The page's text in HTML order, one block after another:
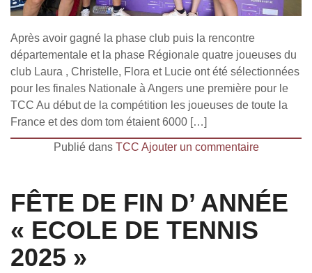
Après avoir gagné la phase club puis la rencontre
départementale et la phase Régionale quatre joueuses du
club Laura , Christelle, Flora et Lucie ont été sélectionnées
pour les finales Nationale à Angers une première pour le
TCC Au début de la compétition les joueuses de toute la
France et des dom tom étaient 6000 […]
Publié dans TCC Ajouter un commentaire
FÊTE DE FIN D’ ANNÉE
« ECOLE DE TENNIS
2025 »